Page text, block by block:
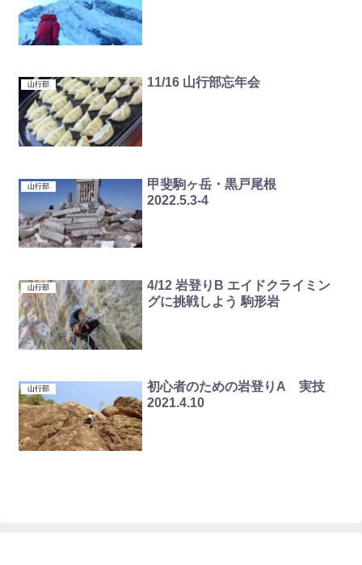
山行部 11/16 山行部忘年会
山行部
甲斐駒ヶ岳・黒戸尾根
2022.5.3-4
山行部
4/12 岩登りB エイドクライミン
グに挑戦しよう 駒形岩
山行部
初心者のための岩登りA 実技
2021.4.10